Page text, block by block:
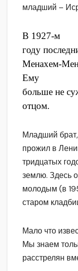
младший –
В 1927-м
году
Менахем-
Ему
больше не
отцом.
Младший
прожил в
тридцатых
землю. Здесь
молодым (в
старом
Мало что
Мы знаем
расстрелян